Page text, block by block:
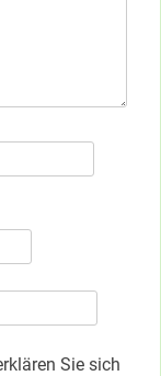
Sie sich